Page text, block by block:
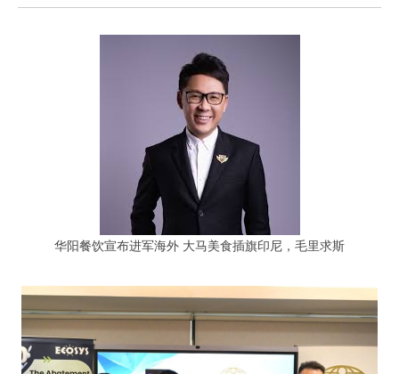
华阳餐饮宣布进军海外 大马美食插旗印尼，毛里求斯